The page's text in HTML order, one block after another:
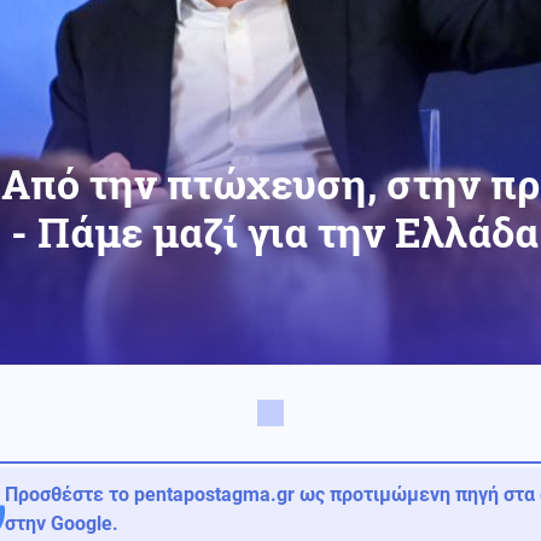
την πτώχευση, στην
Πάμε μαζί για την
Προσθέστε το pentapostagma.gr ως προτιμώμενη πηγή στα
στην Google.